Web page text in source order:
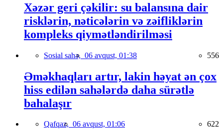
Xəzər geri çəkilir: su balansına dair
risklərin, nəticələrin və zəifliklərin
kompleks qiymətləndirilməsi
Sosial sahə, 06 avqust, 01:38 556
Əməkhaqları artır, lakin həyat ən çox
hiss edilən sahələrdə daha sürətlə
bahalaşır
Qafqaz, 06 avqust, 01:06 622